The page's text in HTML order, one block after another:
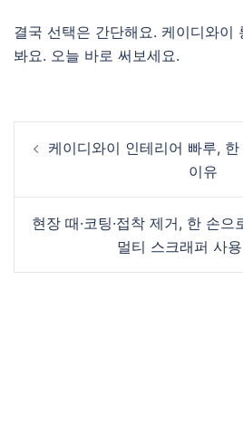
결국 선택은 간단해요. 케이디와이
봐요. 오늘 바로 써보세요.
navigation
케이디와이 인테리어 빠루,
이유
현장 때·코팅·접착 제거, 한 손
멀티 스크래퍼 사